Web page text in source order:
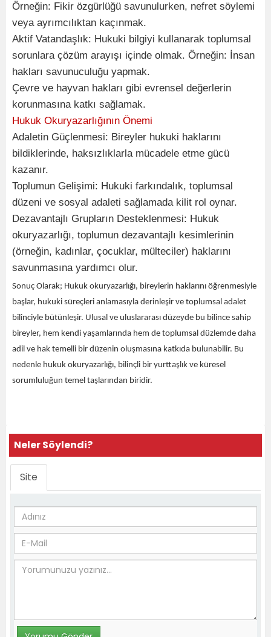
Örneğin: Fikir özgürlüğü savunulurken, nefret söylemi
veya ayrımcılıktan kaçınmak.
Aktif Vatandaşlık: Hukuki bilgiyi kullanarak toplumsal
sorunlara çözüm arayışı içinde olmak. Örneğin: İnsan
hakları savunuculuğu yapmak.
Çevre ve hayvan hakları gibi evrensel değerlerin
korunmasına katkı sağlamak.
Hukuk Okuryazarlığının Önemi
Adaletin Güçlenmesi: Bireyler hukuki haklarını
bildiklerinde, haksızlıklarla mücadele etme gücü
kazanır.
Toplumun Gelişimi: Hukuki farkındalık, toplumsal
düzeni ve sosyal adaleti sağlamada kilit rol oynar.
Dezavantajlı Grupların Desteklenmesi: Hukuk
okuryazarlığı, toplumun dezavantajlı kesimlerinin
(örneğin, kadınlar, çocuklar, mülteciler) haklarını
savunmasına yardımcı olur.
Sonuç Olarak; Hukuk okuryazarlığı, bireylerin haklarını öğrenmesiyle
başlar, hukuki süreçleri anlamasıyla derinleşir ve toplumsal adalet
bilinciyle bütünleşir. Ulusal ve uluslararası düzeyde bu bilince sahip
bireyler, hem kendi yaşamlarında hem de toplumsal düzlemde daha
adil ve hak temelli bir düzenin oluşmasına katkıda bulunabilir. Bu
nedenle hukuk okuryazarlığı, bilinçli bir yurttaşlık ve küresel
sorumluluğun temel taşlarından biridir.
Neler Söylendi?
Site